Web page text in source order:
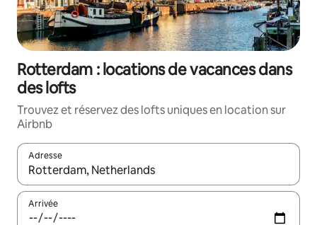
Rotterdam : locations de vacances dans
des lofts
Trouvez et réservez des lofts uniques en location sur
Airbnb
Adresse
Lorsque les résultats s'affichent, utilisez les flèches vers le
Arrivée